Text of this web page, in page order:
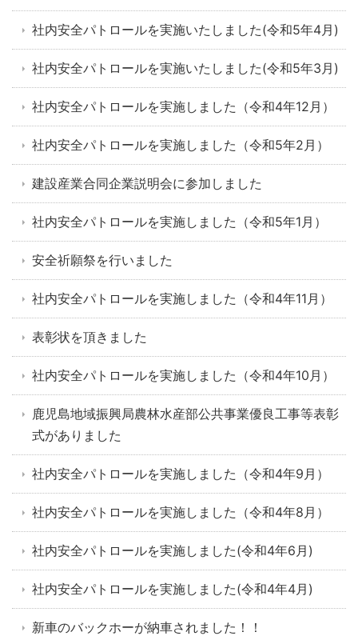
社内安全パトロールを実施いたしました(令和5年4月)
社内安全パトロールを実施いたしました(令和5年3月)
社内安全パトロールを実施しました（令和4年12月）
社内安全パトロールを実施しました（令和5年2月）
建設産業合同企業説明会に参加しました
社内安全パトロールを実施しました（令和5年1月）
安全祈願祭を行いました
社内安全パトロールを実施しました（令和4年11月）
表彰状を頂きました
社内安全パトロールを実施しました（令和4年10月）
鹿児島地域振興局農林水産部公共事業優良工事等表彰
式がありました
社内安全パトロールを実施しました（令和4年9月）
社内安全パトロールを実施しました（令和4年8月）
社内安全パトロールを実施しました(令和4年6月)
社内安全パトロールを実施しました(令和4年4月)
新車のバックホーが納車されました！！